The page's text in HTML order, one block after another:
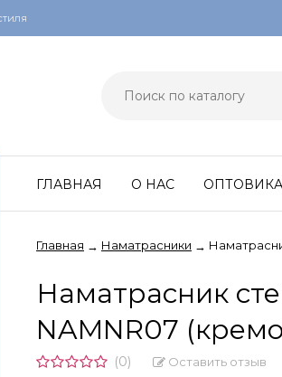
ГЛАВНАЯ О НАС
Главная → Наматрасники →
Наматрасник
NAMNR07
(0) Оставить отзыв